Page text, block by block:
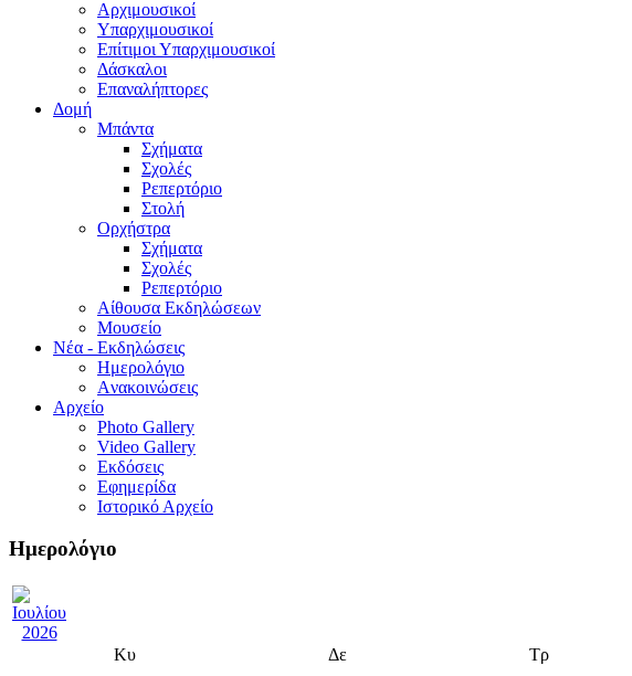
Aρχιμουσικοί
Υπαρχιμουσικοί
Επίτιμοι Υπαρχιμουσικοί
Δάσκαλοι
Επαναλήπτορες
Δομή
Μπάντα
Σχήματα
Σχολές
Ρεπερτόριο
Στολή
Ορχήστρα
Σχήματα
Σχολές
Ρεπερτόριο
Aίθουσα Εκδηλώσεων
Μουσείο
Νέα - Εκδηλώσεις
Ημερολόγιο
Aνακοινώσεις
Αρχείο
Photo Gallery
Video Gallery
Εκδόσεις
Εφημερίδα
Ιστορικό Αρχείο
Ημερολόγιο
Κυ Δε Τρ